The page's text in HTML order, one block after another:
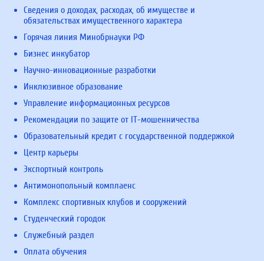
Сведения о доходах, расходах, об имуществе и
обязательствах имущественного характера
Горячая линия Минобрнауки РФ
Бизнес инкубатор
Научно-инновационные разработки
Инклюзивное образование
Управление информационных ресурсов
Рекомендации по защите от IT-мошенничества
Образовательный кредит с государственной поддержкой
Центр карьеры
Экспортный контроль
Антимонопольный комплаенс
Комплекс спортивных клубов и сооружений
Студенческий городок
Служебный раздел
Оплата обучения